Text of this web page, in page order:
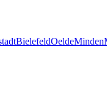
BielefeldOeldeMinden